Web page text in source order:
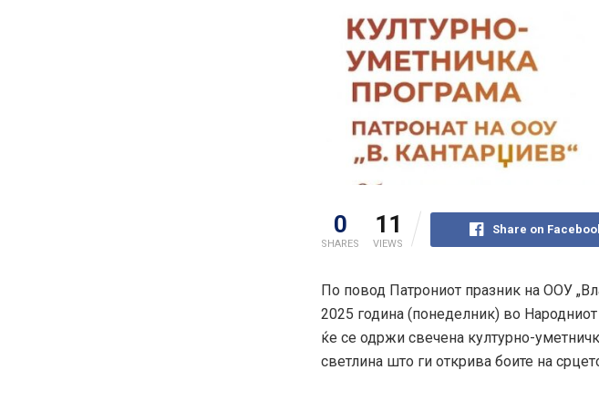
0
SHARES
11
VIEWS
Share on
По повод Патрониот празник на ООУ
2025 година (понеделник) во Народниот
ќе се одржи свечена културно-
светлина што ги открива боите на